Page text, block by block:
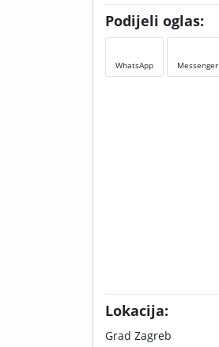
Podijeli oglas:
WhatsApp Messenger
Lokacija:
Grad Zagreb